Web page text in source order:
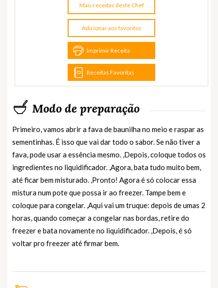
Mais receitas deste Chef
Adicionar aos favoritos
Imprimir Receita
Receitas Favoritas
Modo de preparação
Primeiro, vamos abrir a fava de baunilha no meio e raspar as
sementinhas. É isso que vai dar todo o sabor. Se não tiver a
fava, pode usar a essência mesmo. ,Depois, coloque todos os
ingredientes no liquidificador. ,Agora, bata tudo muito bem,
até ficar bem misturado. ,Pronto! Agora é só colocar essa
mistura num pote que possa ir ao freezer. Tampe bem e
coloque para congelar. ,Aqui vai um truque: depois de umas 2
horas, quando começar a congelar nas bordas, retire do
freezer e bata novamente no liquidificador. ,Depois, é só
voltar pro freezer até firmar bem.